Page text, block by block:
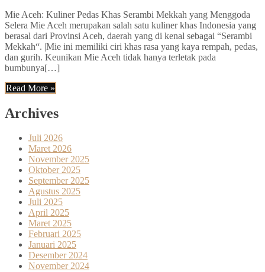
Mie Aceh: Kuliner Pedas Khas Serambi Mekkah yang Menggoda
Selera Mie Aceh merupakan salah satu kuliner khas Indonesia yang
berasal dari Provinsi Aceh, daerah yang di kenal sebagai “Serambi
Mekkah“. |Mie ini memiliki ciri khas rasa yang kaya rempah, pedas,
dan gurih. Keunikan Mie Aceh tidak hanya terletak pada
bumbunya[…]
Read More »
Archives
Juli 2026
Maret 2026
November 2025
Oktober 2025
September 2025
Agustus 2025
Juli 2025
April 2025
Maret 2025
Februari 2025
Januari 2025
Desember 2024
November 2024